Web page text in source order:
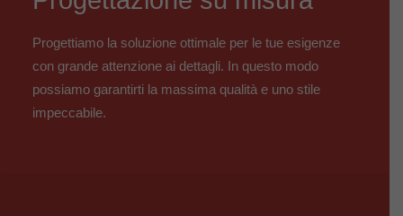
Progettiamo la soluzione ottimale per le tue esigenze
con grande attenzione ai dettagli. In questo modo
possiamo garantirti la massima qualità e uno stile
impeccabile.